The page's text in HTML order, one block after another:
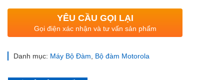
YÊU CẦU GỌI LẠI
Gọi điện xác nhận và tư vấn sản phẩm
Danh mục: Máy Bộ Đàm, Bộ đàm Motorola